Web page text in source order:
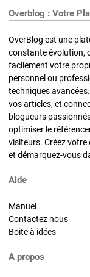
Overblog : Votre
OverBlog est une
constante évolution,
facilement votre
personnel ou
techniques
vos articles, et
blogueurs
optimiser le
visiteurs. Créez votre
et démarquez-vous
Aide
Manuel
Contactez nous
Boite à idées
A propos